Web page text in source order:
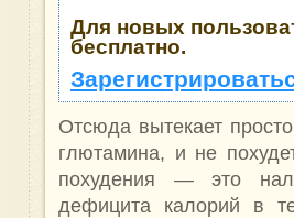
Для новых
бесплатно.
Отсюда вытекает
глютамина, и не
похудения — это
дефицита калорий в